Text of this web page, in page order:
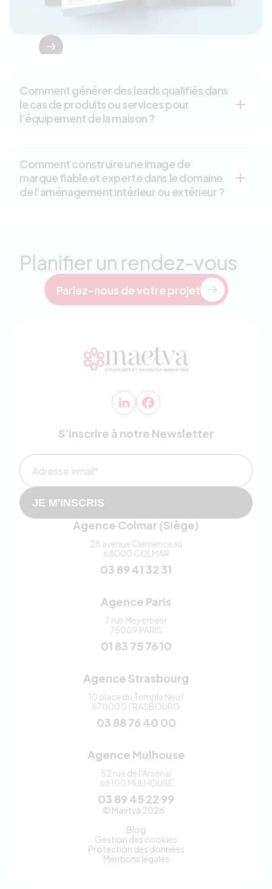
Comment générer des leads qualifiés dans
le cas de produits ou services pour
l’équipement de la maison ?
Comment construire une image de
marque fiable et experte dans le domaine
de l’aménagement intérieur ou extérieur ?
Planifier un rendez-vous
Parlez-nous de votre projet
S’inscrire à notre Newsletter
Adresse email*
JE M'INSCRIS
Agence Colmar (Siège)
28 avenue Clémenceau
68000 COLMAR
03 89 41 32 31
Agence Paris
7 rue Meyerbeer
75009 PARIS
01 83 75 76 10
Agence Strasbourg
10 place du Temple Neuf
67000 STRASBOURG
03 88 76 40 00
Agence Mulhouse
52 rue de l’Arsenal
68100 MULHOUSE
03 89 45 22 99
© Maetva 2026
Blog
Gestion des cookies
Protection des données
Mentions légales